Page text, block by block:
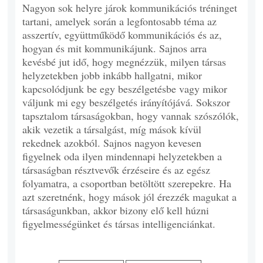
Nagyon sok helyre járok kommunikációs tréninget
tartani, amelyek során a legfontosabb téma az
asszertív, együttműködő kommunikációs és az,
hogyan és mit kommunikájunk. Sajnos arra
kevésbé jut idő, hogy megnézzük, milyen társas
helyzetekben jobb inkább hallgatni, mikor
kapcsolódjunk be egy beszélgetésbe vagy mikor
váljunk mi egy beszélgetés irányítójává. Sokszor
tapsztalom társaságokban, hogy vannak szószólók,
akik vezetik a társalgást, míg mások kívül
rekednek azokból. Sajnos nagyon kevesen
figyelnek oda ilyen mindennapi helyzetekben a
társaságban résztvevők érzéseire és az egész
folyamatra, a csoportban betöltött szerepekre. Ha
azt szeretnénk, hogy mások jól érezzék magukat a
társaságunkban, akkor bizony elő kell húzni
figyelmességünket és társas intelligenciánkat.